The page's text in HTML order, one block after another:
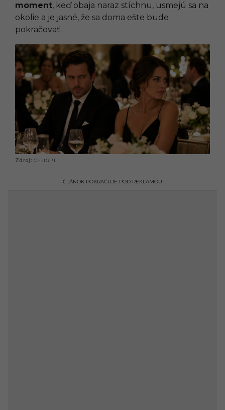
moment, keď obaja naraz stíchnu, usmejú sa na
okolie a je jasné, že sa doma ešte bude
pokračovať.
ChatGPT
ČLÁNOK POKRAČUJE POD REKLAMOU